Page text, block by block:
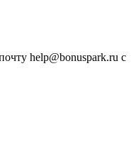
help@bonuspark.ru с